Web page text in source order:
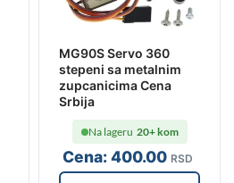
MG90S Servo 360
stepeni sa metalnim
zupcanicima Cena
Srbija
Cena:400.00 RSD
Na lageru 20+ kom